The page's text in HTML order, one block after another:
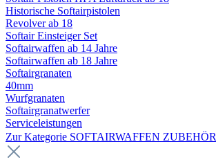
Historische Softairpistolen
Revolver ab 18
Softair Einsteiger Set
Softairwaffen ab 14 Jahre
Softairwaffen ab 18 Jahre
Softairgranaten
40mm
Wurfgranaten
Softairgranatwerfer
Serviceleistungen
Zur Kategorie SOFTAIRWAFFEN ZUBEHÖR